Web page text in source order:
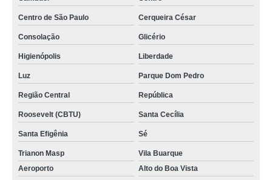
Centro de São Paulo Cerqueira César
Consolação Glicério
Higienópolis Liberdade
Luz Parque Dom Pedro
Região Central República
Roosevelt (CBTU) Santa Cecília
Santa Efigênia Sé
Trianon Masp
Vila Buarque
Aeroporto
Alto do Boa Vista